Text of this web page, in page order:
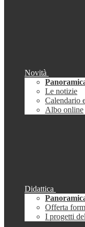
Novità
Le notizie
Calendario
Albo online
Didattica
Offerta
I progetti